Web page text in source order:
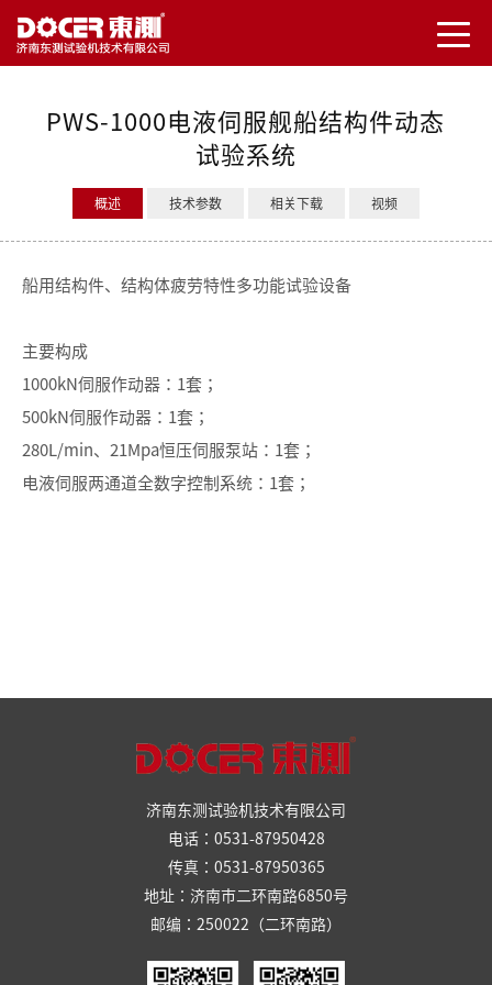
PWS-1000电液伺服舰船结构件动态
试验系统
概述 技术参数 相关下载 视频
船用结构件、结构体疲劳特性多功能试验设备
主要构成
1000kN伺服作动器：1套；
500kN伺服作动器：1套；
280L/min、21Mpa恒压伺服泵站：1套；
电液伺服两通道全数字控制系统：1套；
济南东测试验机技术有限公司
电话：0531-87950428
传真：0531-87950365
地址：济南市二环南路6850号
邮编：250022（二环南路）